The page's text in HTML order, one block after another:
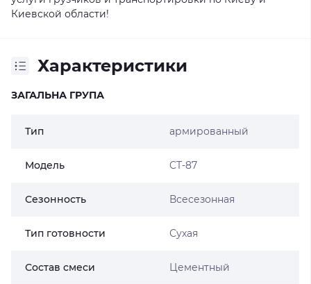
Киевской области!
Характеристики
ЗАГАЛЬНА ГРУПА
Тип армированный
Модель CT-87
Сезонность Всесезонная
Тип готовности Сухая
Состав смеси Цементный